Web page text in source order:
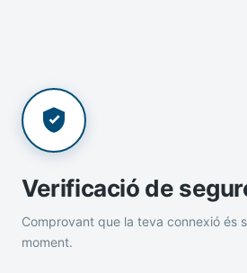
Verificació de
Comprovant que la teva connexió és
moment.